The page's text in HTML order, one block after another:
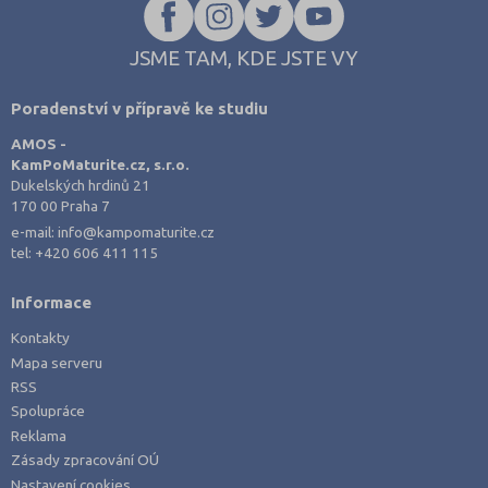
JSME TAM, KDE JSTE VY
Poradenství v přípravě ke studiu
AMOS -
KamPoMaturite.cz, s.r.o.
Dukelských hrdinů 21
170 00 Praha 7
e-mail:info@kampomaturite.cz
tel: +420 606 411 115
Informace
Kontakty
Mapa serveru
RSS
Spolupráce
Reklama
Zásady zpracování OÚ
Nastavení cookies